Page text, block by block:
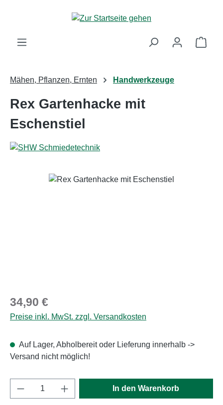
Zum Hauptinhalt springen
Mähen, Pflanzen, Ernten Handwerkzeuge
Rex Gartenhacke mit
Eschenstiel
Bildergalerie überspringen
Regulärer Preis:
34,90 €
Preise inkl. MwSt. zzgl. Versandkosten
Auf Lager, Abholbereit oder Lieferung innerhalb ->
Versand nicht möglich!
Produkt Anzahl: Gib den gewünschten
In den Warenkorb